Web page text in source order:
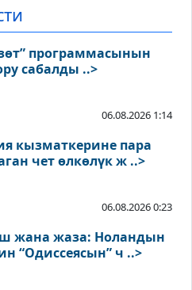
программасынын
сабалды ..>
06.08.2026 1:14
кызматкерине пара
чет өлкөлүк ж ..>
06.08.2026 0:23
жана жаза: Ноландын
“Одиссеясын” ч ..>